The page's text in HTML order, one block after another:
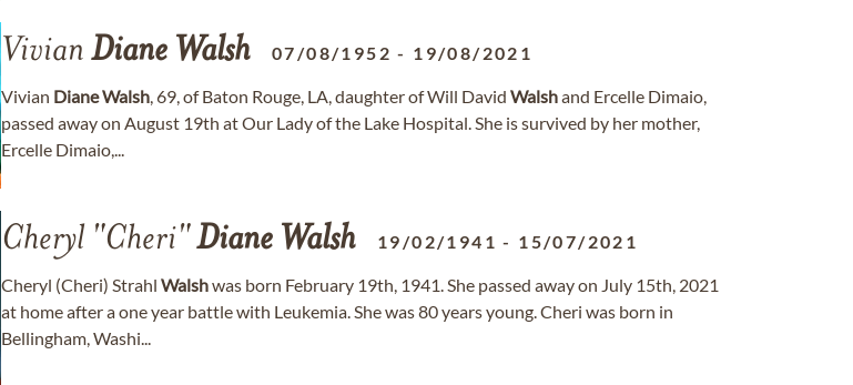
Vivian Diane Walsh 07/08/1952 - 19/08/2021
Vivian DianeWalsh, 69, of Baton Rouge, LA, daughter of Will David Walshand Ercelle Dimaio,
passed away on August 19th at Our Lady of the Lake Hospital. She is survived by her mother,
Ercelle Dimaio,...
Cheryl "Cheri"Diane Walsh 19/02/1941 - 15/07/2021
Cheryl (Cheri) Strahl Walshwas born February 19th, 1941. She passed away on July 15th, 2021
at home after a one year battle with Leukemia. She was 80 years young. Cheri was born in
Bellingham, Washi...